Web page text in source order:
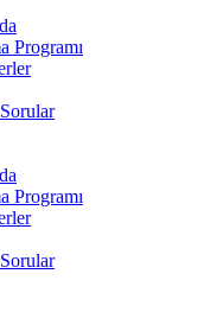
Programı
Programı